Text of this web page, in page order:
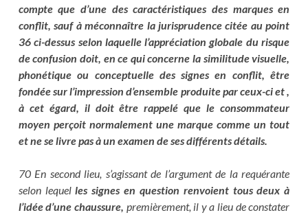
compte que d’une des caractéristiques des marques en
conflit, sauf à méconnaître la jurisprudence citée au point
36 ci-dessus selon laquelle l’appréciation globale du risque
de confusion doit, en ce qui concerne la similitude visuelle,
phonétique ou conceptuelle des signes en conflit, être
fondée sur l’impression d’ensemble produite par ceux-ci et ,
à cet égard, il doit être rappelé que le consommateur
moyen perçoit normalement une marque comme un tout
et ne se livre pas à un examen de ses différents détails.
70 En second lieu, s’agissant de l’argument de la requérante
selon lequelles signes en question renvoient tous deux à
l’idée d’une chaussure, premièrement, il y a lieu de constater